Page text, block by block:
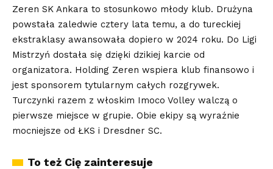
Zeren SK Ankara to stosunkowo młody klub. Drużyna
powstała zaledwie cztery lata temu, a do tureckiej
ekstraklasy awansowała dopiero w 2024 roku. Do Ligi
Mistrzyń dostała się dzięki dzikiej karcie od
organizatora. Holding Zeren wspiera klub finansowo i
jest sponsorem tytularnym całych rozgrywek.
Turczynki razem z włoskim Imoco Volley walczą o
pierwsze miejsce w grupie. Obie ekipy są wyraźnie
mocniejsze od ŁKS i Dresdner SC.
To też Cię zainteresuje